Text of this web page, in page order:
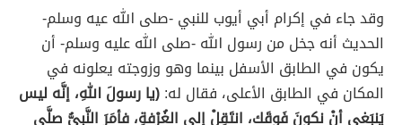
وقد جاء في إكرام أبي أيوب للنبي -صلى الله عيه وسلم-
الحديث أنه جخل من رسول الله -صلى الله عليه وسلم- أن
يكون في الطابق الأسفل بينما وهو وزوجته يعلونه في
المكان في الطابق الأعلى، فقال له:(يا رسولَ اللهِ، إنَّه ليس
يَنبَغي أنْ نكونَ فَوقَك، انتَقِلْ إلى الغُرْفةِ، فأمَرَ النَّبيُّ صلَّى